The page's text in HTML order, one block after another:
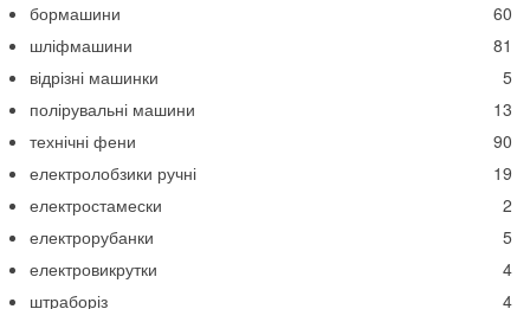
60
бормашини
81
шліфмашини
5
відрізні машинки
13
полірувальні машини
90
технічні фени
19
електролобзики ручні
2
електростамески
5
електрорубанки
4
електровикрутки
4
штраборіз